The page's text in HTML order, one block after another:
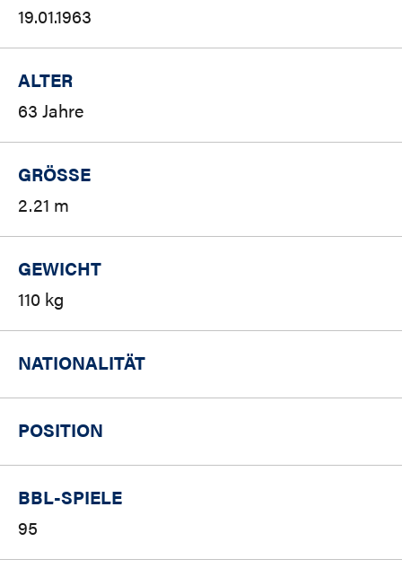
19.01.1963
ALTER
63 Jahre
GRÖSSE
2.21 m
GEWICHT
110 kg
NATIONALITÄT
POSITION
BBL-SPIELE
95